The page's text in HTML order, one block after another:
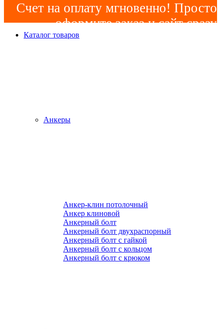
Счет на оплату мгновенно! Просто
оформите заказ и сайт сразу
сформирует счет! Минимальная
Каталог товаров
Анкеры
Анкер-клин потолочный
Анкер клиновой
Анкерный болт
Анкерный болт двухраспорный
Анкерный болт с гайкой
Анкерный болт с кольцом
Анкерный болт с крюком